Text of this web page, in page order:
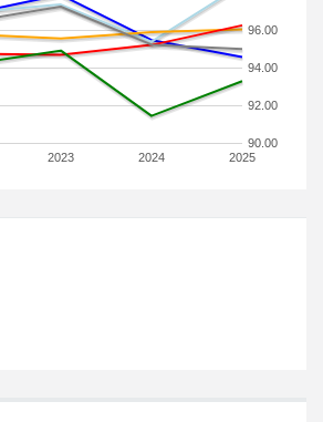
2023 2024 2025
90.00
92.00
94.00
96.00